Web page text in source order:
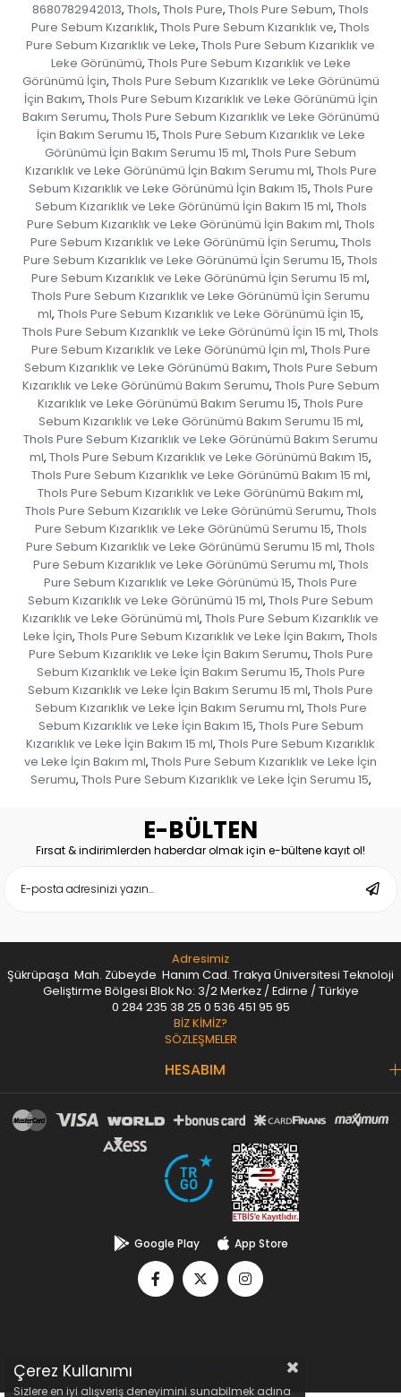
8680782942013, Thols, Thols Pure, Thols Pure Sebum, Thols
Pure Sebum Kızarıklık, Thols Pure Sebum Kızarıklık ve, Thols
Pure Sebum Kızarıklık ve Leke, Thols Pure Sebum Kızarıklık ve
Leke Görünümü, Thols Pure Sebum Kızarıklık ve Leke
Görünümü İçin, Thols Pure Sebum Kızarıklık ve Leke Görünümü
İçin Bakım, Thols Pure Sebum Kızarıklık ve Leke Görünümü İçin
Bakım Serumu, Thols Pure Sebum Kızarıklık ve Leke Görünümü
İçin Bakım Serumu 15, Thols Pure Sebum Kızarıklık ve Leke
Görünümü İçin Bakım Serumu 15 ml, Thols Pure Sebum
Kızarıklık ve Leke Görünümü İçin Bakım Serumu ml, Thols Pure
Sebum Kızarıklık ve Leke Görünümü İçin Bakım 15, Thols Pure
Sebum Kızarıklık ve Leke Görünümü İçin Bakım 15 ml, Thols
Pure Sebum Kızarıklık ve Leke Görünümü İçin Bakım ml, Thols
Pure Sebum Kızarıklık ve Leke Görünümü İçin Serumu, Thols
Pure Sebum Kızarıklık ve Leke Görünümü İçin Serumu 15, Thols
Pure Sebum Kızarıklık ve Leke Görünümü İçin Serumu 15 ml,
Thols Pure Sebum Kızarıklık ve Leke Görünümü İçin Serumu
ml, Thols Pure Sebum Kızarıklık ve Leke Görünümü İçin 15,
Thols Pure Sebum Kızarıklık ve Leke Görünümü İçin 15 ml, Thols
Pure Sebum Kızarıklık ve Leke Görünümü İçin ml, Thols Pure
Sebum Kızarıklık ve Leke Görünümü Bakım, Thols Pure Sebum
Kızarıklık ve Leke Görünümü Bakım Serumu, Thols Pure Sebum
Kızarıklık ve Leke Görünümü Bakım Serumu 15, Thols Pure
Sebum Kızarıklık ve Leke Görünümü Bakım Serumu 15 ml,
Thols Pure Sebum Kızarıklık ve Leke Görünümü Bakım Serumu
ml, Thols Pure Sebum Kızarıklık ve Leke Görünümü Bakım 15,
Thols Pure Sebum Kızarıklık ve Leke Görünümü Bakım 15 ml,
Thols Pure Sebum Kızarıklık ve Leke Görünümü Bakım ml,
Thols Pure Sebum Kızarıklık ve Leke Görünümü Serumu, Thols
Pure Sebum Kızarıklık ve Leke Görünümü Serumu 15, Thols
Pure Sebum Kızarıklık ve Leke Görünümü Serumu 15 ml, Thols
Pure Sebum Kızarıklık ve Leke Görünümü Serumu ml, Thols
Pure Sebum Kızarıklık ve Leke Görünümü 15, Thols Pure
Sebum Kızarıklık ve Leke Görünümü 15 ml, Thols Pure Sebum
Kızarıklık ve Leke Görünümü ml, Thols Pure Sebum Kızarıklık ve
Leke İçin, Thols Pure Sebum Kızarıklık ve Leke İçin Bakım, Thols
Pure Sebum Kızarıklık ve Leke İçin Bakım Serumu, Thols Pure
Sebum Kızarıklık ve Leke İçin Bakım Serumu 15, Thols Pure
Sebum Kızarıklık ve Leke İçin Bakım Serumu 15 ml, Thols Pure
Sebum Kızarıklık ve Leke İçin Bakım Serumu ml, Thols Pure
Sebum Kızarıklık ve Leke İçin Bakım 15, Thols Pure Sebum
Kızarıklık ve Leke İçin Bakım 15 ml, Thols Pure Sebum Kızarıklık
ve Leke İçin Bakım ml, Thols Pure Sebum Kızarıklık ve Leke İçin
Serumu, Thols Pure Sebum Kızarıklık ve Leke İçin Serumu 15,
E-BÜLTEN
Fırsat & indirimlerden haberdar olmak için e-bültene kayıt ol!
Adresimiz
Şükrüpaşa Mah. Zübeyde Hanım Cad. Trakya Üniversitesi Teknoloji
Geliştirme Bölgesi Blok No: 3/2 Merkez / Edirne / Türkiye
0 284 235 38 25 0 536 451 95 95
BİZ KİMİZ?
SÖZLEŞMELER
HESABIM
Google Play App Store
Çerez Kullanımı
Sizlere en iyi alışveriş deneyimini sunabilmek adına